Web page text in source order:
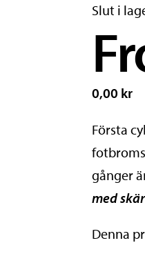
Slut i
0,00 kr
Första
gånger
med
Denna